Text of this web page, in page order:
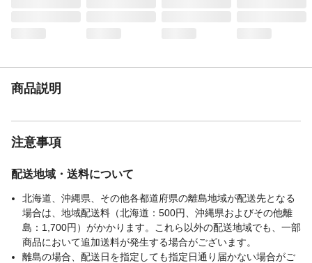
商品説明
注意事項
配送地域・送料について
北海道、沖縄県、その他各都道府県の離島地域が配送先となる
場合は、地域配送料（北海道：500円、沖縄県およびその他離
島：1,700円）がかかります。これら以外の配送地域でも、一部
商品において追加送料が発生する場合がございます。
離島の場合、配送日を指定しても指定日通り届かない場合がご